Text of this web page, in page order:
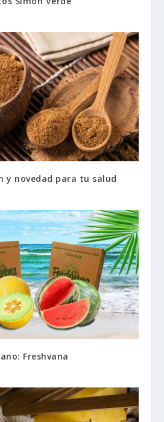
y novedad para tu salud
Freshvana